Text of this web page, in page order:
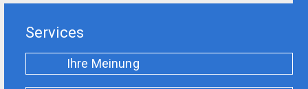
Services
Ihre Meinung